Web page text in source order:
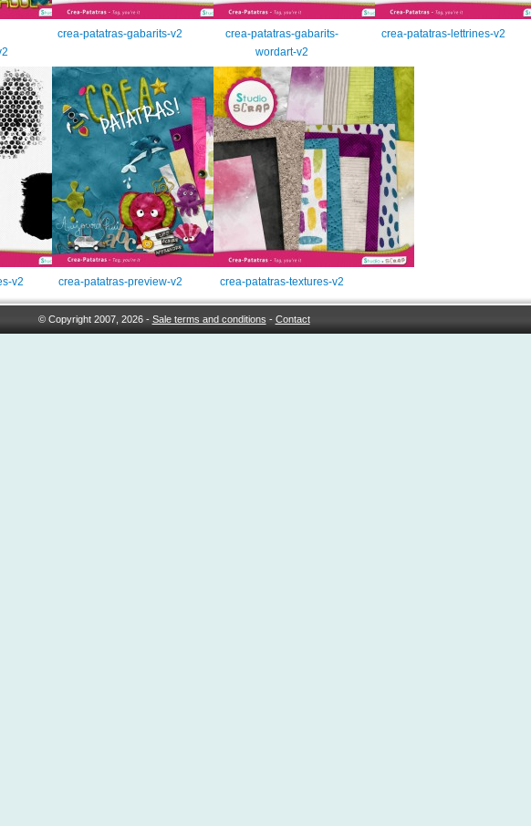
crea-patatras-gabarits-v2
crea-patatras-gabarits-
wordart-v2
crea-patatras-lettrines-v2
v2 crea-patatras-preview-v2 crea-patatras-textures-v2
© Copyright 2007, 2026 - Sale terms and conditions - Contact